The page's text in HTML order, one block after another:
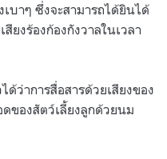
บาๆ ซึ่งจะสามารถได้ยินได้
ยงร้องก้องกังวาลในเวลา
ด้ว่าการสื่อสารด้วยเสียงของ
ของสัตว์เลี้ยงลูกด้วยนม